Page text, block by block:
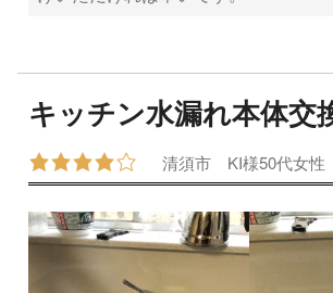
キッチン水漏れ本体交
清須市 KI様50代女性